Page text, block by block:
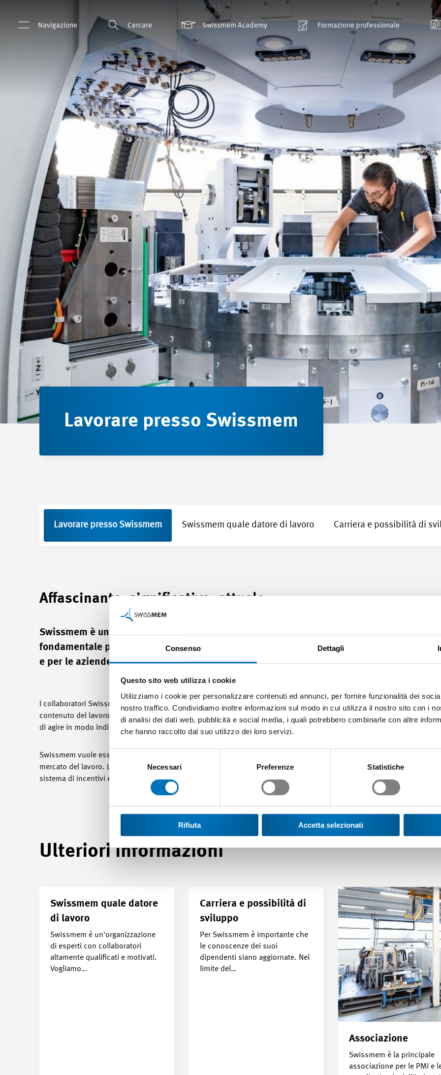
Consenso Dettagli
Questo sito web utilizza i cookie
Utilizziamo i cookie per personalizzare contenuti ed annunci, per fornire funzionalità dei
nostro traffico. Condividiamo inoltre informazioni sul modo in cui utilizza il nostro sito con i
di analisi dei dati web, pubblicità e social media, i quali potrebbero combinarle con altre
che hanno raccolto dal suo utilizzo dei loro servizi.
Selezione
consenso
Necessari Preferenze Statistiche
Rifiuta Accetta selezionati
Navigazione Cercare Swissmem Academy Formazione professionale
Lavorare presso Swissmem
Lavorare presso Swissmem Swissmem quale datore di lavoro Carriera e possibilità di
Affascinante, significativo, attuale
Swissmem è un organismo di consulenza e di servizi. La qualità dei suoi dipendenti è
fondamentale per il suo successo. L'obiettivo è di creare la differenza per la piazza
e per le aziende associate, agendo con passione, impegno e con azioni basate sui fatti.
I collaboratori Swissmem sono molto motivati ad impegnarsi a favore della piazza industriale svizzera e delle singole
contenuto del lavoro è stimolante e sempre di grande attualità. In generale, i compiti offrono l'opportunità di
di agire in modo indipendente.
Swissmem vuole essere un
mercato del lavoro. L'organizzazione coltiva una gestione e una cultura aziendale decisamente aperta e moderna con
sistema di incentivi e remunerazioni al passo coi tempi completa il profilo del datore di lavoro.
Ulteriori informazioni
Swissmem quale datore
di lavoro
Swissmem è un'organizzazione
di esperti con collaboratori
altamente qualificati e motivati.
Vogliamo…
Carriera e possibilità di
sviluppo
Per Swissmem è importante che
le conoscenze dei suoi
dipendenti siano aggiornate. Nel
limite del…
Associazione
Swissmem è la principale
associazione per le PMI e